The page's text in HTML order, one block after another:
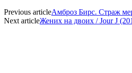
Previous articleАмброз Бирс. Страж
Next articleЖених на двоих / Jour J